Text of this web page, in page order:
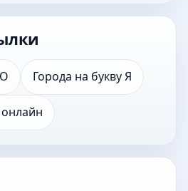
Города на букву Я